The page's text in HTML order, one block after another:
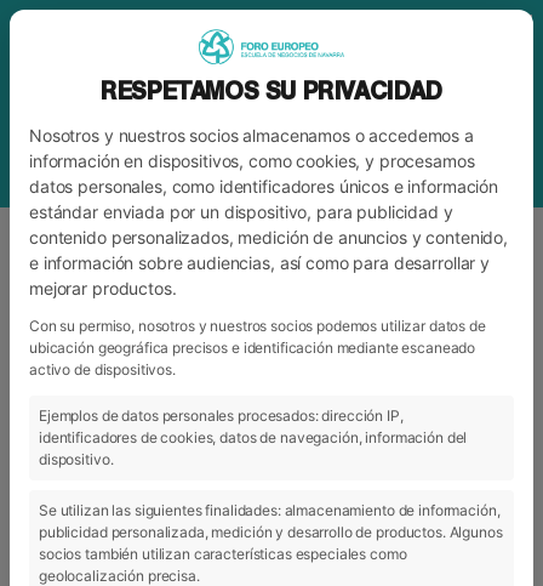
BLOGFORO
ARCHIVO CATEGORÍAS
RESPETAMOS SU PRIVACIDAD
Nosotros y nuestros socios almacenamos o accedemos a
información en dispositivos, como cookies, y procesamos
datos personales, como identificadores únicos e información
estándar enviada por un dispositivo, para publicidad y
contenido personalizados, medición de anuncios y contenido,
e información sobre audiencias, así como para desarrollar y
mejorar productos.
Con su permiso, nosotros y nuestros socios podemos utilizar datos de
ubicación geográfica precisos e identificación mediante escaneado
activo de dispositivos.
Ejemplos de datos personales procesados: dirección IP,
identificadores de cookies, datos de navegación, información del
dispositivo.
Se utilizan las siguientes finalidades: almacenamiento de información,
publicidad personalizada, medición y desarrollo de productos. Algunos
socios también utilizan características especiales como
geolocalización precisa.